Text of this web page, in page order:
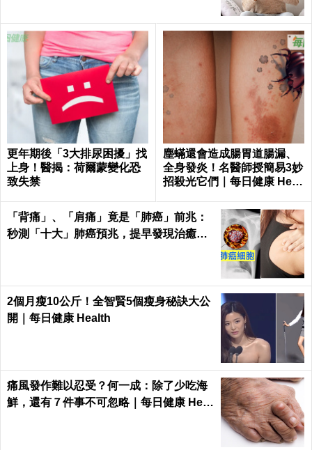
更年期後「3大排尿困擾」找
上身！醫揭：荷爾蒙變化恐
致失禁
塵蟎還會造成腸胃道腸漏、
全身發炎！名醫師授簡易3妙
招殺光它們｜每日健康 Healt
「背痛」、「肩痛」竟是「肺癌」前兆：
秒測「十大」肺癌預兆，提早發現治癒率
2個月瘦10公斤！全智賢5個瘦身秘訣大公
開｜每日健康 Health
痛風發作難以忍受？何一成：除了少吃海
鮮，還有７件事不可忽略｜每日健康 Heal